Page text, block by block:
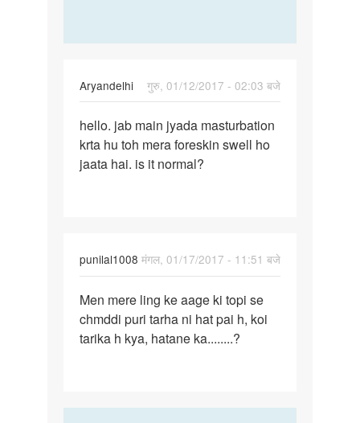
Aryandelhi
गुरु, 01/12/2017 - 02:03 बजे
hello.
jab
main
hello. jab main jyada masturbation
krta hu toh mera foreskin swell ho
jaata hai. is it normal?
punilal1008 मंगल, 01/17/2017 - 11:51 बजे
Men
mere
ling
Men mere ling ke aage ki topi se
chmddi puri tarha ni hat pai h, koi
tarika h kya, hatane ka........?